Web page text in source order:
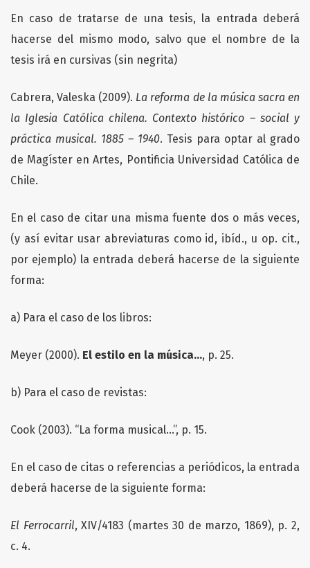
En caso de tratarse de una tesis, la entrada deberá
hacerse del mismo modo, salvo que el nombre de la
tesis irá en cursivas (sin negrita)
Cabrera, Valeska (2009). La reforma de la música sacra en
la Iglesia Católica chilena. Contexto histórico – social y
práctica musical. 1885 – 1940. Tesis para optar al grado
de Magíster en Artes, Pontificia Universidad Católica de
Chile.
En el caso de citar una misma fuente dos o más veces,
(y así evitar usar abreviaturas como id, ibíd., u op. cit.,
por ejemplo) la entrada deberá hacerse de la siguiente
forma:
a) Para el caso de los libros:
Meyer (2000). El estilo en la música…, p. 25.
b) Para el caso de revistas:
Cook (2003). “La forma musical…”, p. 15.
En el caso de citas o referencias a periódicos, la entrada
deberá hacerse de la siguiente forma:
El Ferrocarril, XIV/4183 (martes 30 de marzo, 1869), p. 2,
c. 4.